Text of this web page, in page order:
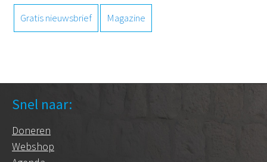
Gratis nieuwsbrief Magazine
Snel naar:
Doneren
Webshop